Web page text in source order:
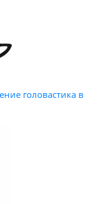
головастика в